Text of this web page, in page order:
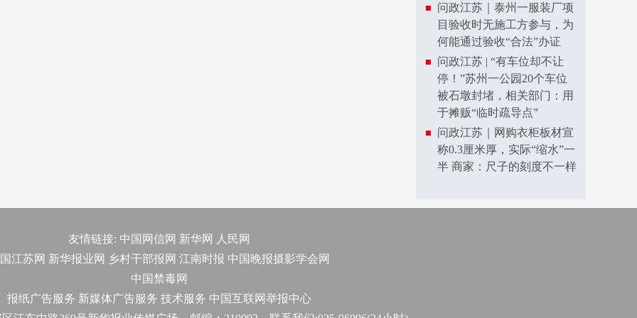
问政江苏｜泰州一服装厂项
目验收时无施工方参与，为
何能通过验收“合法”办证
问政江苏 | “有车位却不让
停！”苏州一公园20个车位
被石墩封堵，相关部门：用
于摊贩“临时疏导点”
问政江苏｜网购衣柜板材宣
称0.3厘米厚，实际“缩水”一
半 商家：尺子的刻度不一样
友情链接: 中国网信网 新华网
人民网
江苏网 新华报业网 乡村干部报网 江南时报 中国晚报摄影学会网
中国禁毒网
报纸广告服务 新媒体广告服务 技术服务 中国互联网举报中心